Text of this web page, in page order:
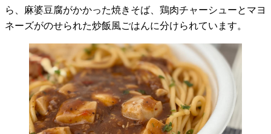
ら、麻婆豆腐がかかった焼きそば、鶏肉チャーシューとマヨ
ネーズがのせられた炒飯風ごはんに分けられています。